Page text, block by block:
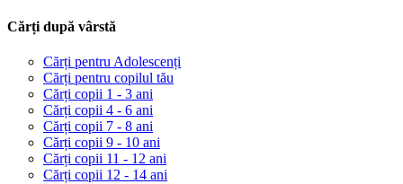
Cărți după vârstă
Cărți pentru Adolescenți
Cărți pentru copilul tău
Cărți copii 1 - 3 ani
Cărți copii 4 - 6 ani
Cărți copii 7 - 8 ani
Cărți copii 9 - 10 ani
Cărți copii 11 - 12 ani
Cărți copii 12 - 14 ani